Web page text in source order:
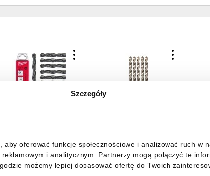
Szczegóły
oferować funkcje społecznościowe i analizować ruch w
i analitycznym. Partnerzy mogą połączyć te
możemy lepiej dopasować ofertę do Twoich
zł brutto 48,28 złbrutto